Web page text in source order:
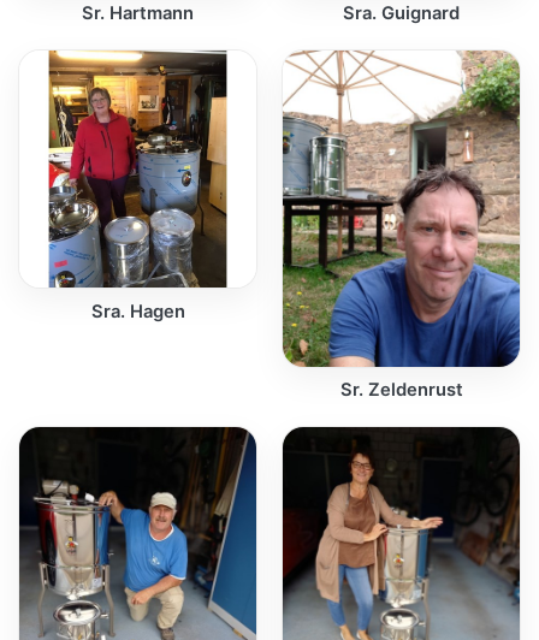
Sr. Hartmann Sra. Guignard
Sra. Hagen
Sr. Zeldenrust